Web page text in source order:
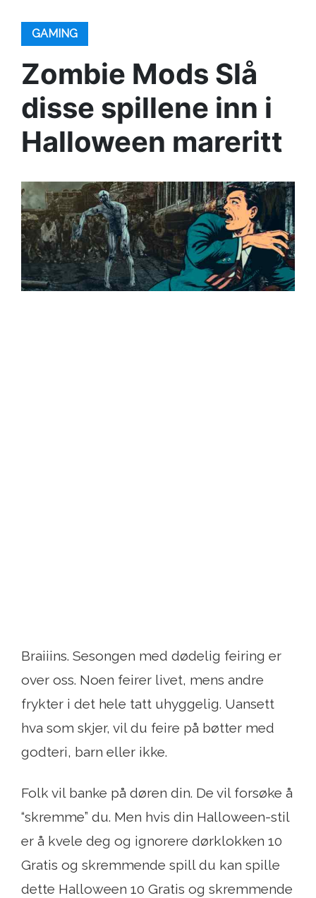
GAMING
Zombie Mods Slå
disse spillene inn i
Halloween mareritt
Braiiins. Sesongen med dødelig feiring er
over oss. Noen feirer livet, mens andre
frykter i det hele tatt uhyggelig. Uansett
hva som skjer, vil du feire på bøtter med
godteri, barn eller ikke.
Folk vil banke på døren din. De vil forsøke å
“skremme” du. Men hvis din Halloween-stil
er å kvele deg og ignorere dørklokken 10
Gratis og skremmende spill du kan spille
dette Halloween 10 Gratis og skremmende